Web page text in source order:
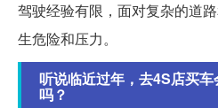
驾驶经验有限，面对复杂的道
生危险和压力。
听说临近过年，去4S店买
吗？